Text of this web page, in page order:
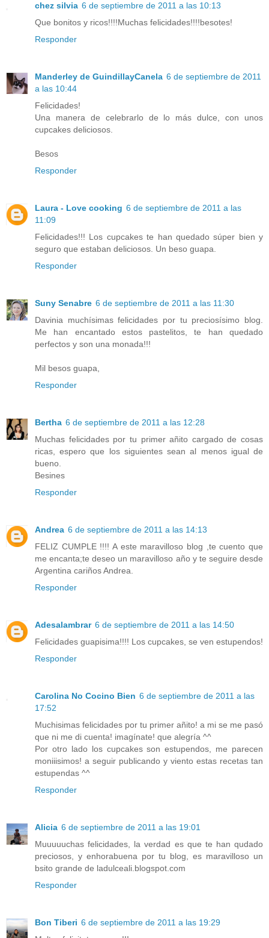
chez silvia 6 de septiembre de 2011 a las 10:13
Que bonitos y ricos!!!!Muchas felicidades!!!!besotes!
Responder
Manderley de GuindillayCanela 6 de septiembre de 2011
a las 10:44
Felicidades!
Una manera de celebrarlo de lo más dulce, con unos
cupcakes deliciosos.
Besos
Responder
Laura - Love cooking 6 de septiembre de 2011 a las
11:09
Felicidades!!! Los cupcakes te han quedado súper bien y
seguro que estaban deliciosos. Un beso guapa.
Responder
Suny Senabre 6 de septiembre de 2011 a las 11:30
Davinia muchísimas felicidades por tu preciosísimo blog.
Me han encantado estos pastelitos, te han quedado
perfectos y son una monada!!!
Mil besos guapa,
Responder
Bertha 6 de septiembre de 2011 a las 12:28
Muchas felicidades por tu primer añito cargado de cosas
ricas, espero que los siguientes sean al menos igual de
bueno.
Besines
Responder
Andrea 6 de septiembre de 2011 a las 14:13
FELIZ CUMPLE !!!! A este maravilloso blog ,te cuento que
me encanta;te deseo un maravilloso año y te seguire desde
Argentina cariños Andrea.
Responder
Adesalambrar 6 de septiembre de 2011 a las 14:50
Felicidades guapisima!!!! Los cupcakes, se ven estupendos!
Responder
Carolina No Cocino Bien 6 de septiembre de 2011 a las
17:52
Muchisimas felicidades por tu primer añito! a mi se me pasó
que ni me di cuenta! imagínate! que alegría ^^
Por otro lado los cupcakes son estupendos, me parecen
moniiisimos! a seguir publicando y viento estas recetas tan
estupendas ^^
Responder
Alicia 6 de septiembre de 2011 a las 19:01
Muuuuuchas felicidades, la verdad es que te han qudado
preciosos, y enhorabuena por tu blog, es maravilloso un
bsito grande de ladulceali.blogspot.com
Responder
Bon Tiberi 6 de septiembre de 2011 a las 19:29